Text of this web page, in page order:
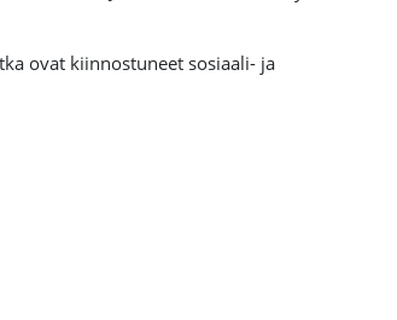
ovat kiinnostuneet sosiaali- ja